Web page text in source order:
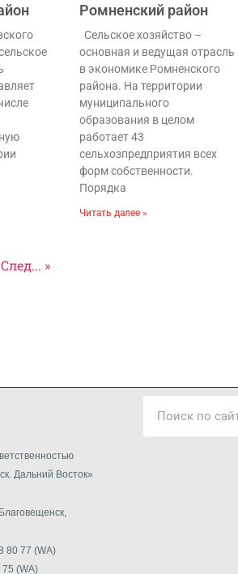
Ромненский район
Сельское хозяйство –
основная и ведущая отрасль
в экономике Ромненского
района. На территории
муниципального
образования в целом
работает 43
сельхозпредприятия всех
форм собственности.
Порядка
Читать далее »
След... »
Дальний Восток»
80 77 (WA)
(WA)